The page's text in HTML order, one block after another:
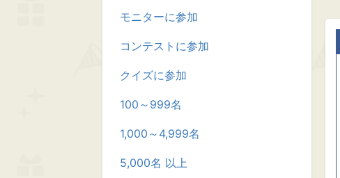
モニターに参加
コンテストに参加
クイズに参加
100～999名
1,000～4,999名
5,000名 以上